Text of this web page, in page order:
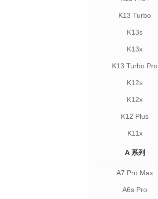
K13 Turbo
K13s
K13x
K13 Turbo Pro
K12s
K12x
K12 Plus
K11x
A 系列
A7 Pro Max
A6s Pro